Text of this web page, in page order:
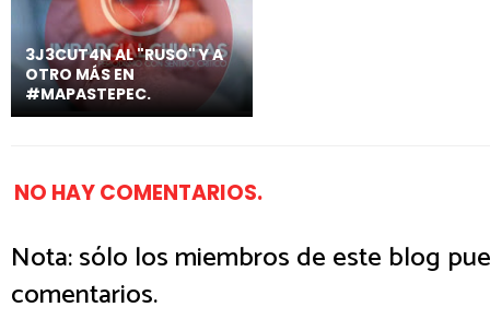
3J3CUT4N AL "RUSO" Y A
OTRO MÁS EN
#MAPASTEPEC.
NO HAY COMENTARIOS.
Nota: sólo los miembros de este blog
comentarios.